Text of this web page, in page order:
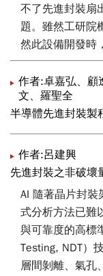
不了先進封裝扇
題。雖然工研院
然此設備開發時
點進行研究開發
程則需整合對位
裝技術之對位技
料，本技術論文
外，藉由專利分
作者:卓嘉弘、顧
文、羅聖全
半導體先進封裝製
作者:呂建興
先進封裝之非破壞
AI 隨著晶片封裝
式分析方法已難
與可靠度的高標
Testing, NDT）
層間剝離、氣孔